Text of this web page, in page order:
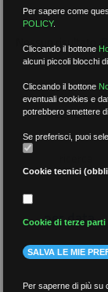
Nessun risultato.
RICERCA
per data
Per sapere come
POLICY.
Cliccando il bottone
alcuni piccoli blocchi
Cliccando il bottone
eventuali cookies e
potrebbero smettere
Se preferisci, puoi
Cookie tecnici
Cookie di terze parti
SALVA LE MIE
Per saperne di più su